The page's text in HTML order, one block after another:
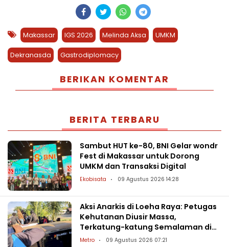
Makassar IGS 2026 Melinda Aksa UMKM
Dekranasda Gastrodiplomacy
BERIKAN KOMENTAR
BERITA TERBARU
Sambut HUT ke-80, BNI Gelar wondr
Fest di Makassar untuk Dorong
UMKM dan Transaksi Digital
Ekobisata 09 Agustus 2026 14:28
Aksi Anarkis di Loeha Raya: Petugas
Kehutanan Diusir Massa,
Terkatung-katung Semalaman di
Danau Towuti
Metro 09 Agustus 2026 07:21